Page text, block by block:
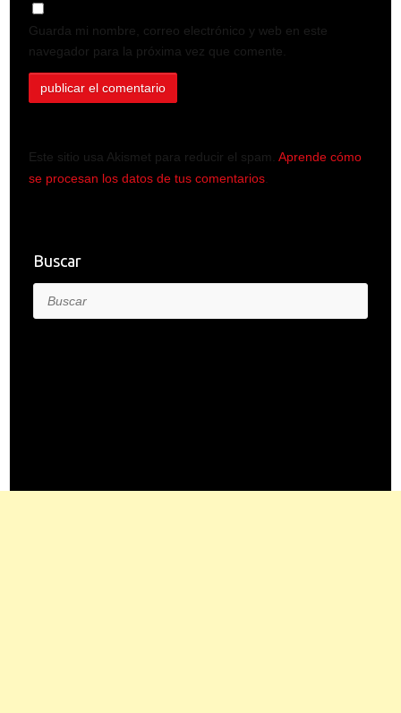
Guarda mi nombre, correo electrónico y web en este
navegador para la próxima vez que comente.
Este sitio usa Akismet para reducir el spam. Aprende cómo
se procesan los datos de tus comentarios.
Buscar
Buscar